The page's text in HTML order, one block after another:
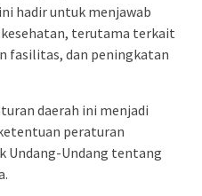
hadir untuk menjawab
terutama terkait
fasilitas, dan peningkatan
daerah ini menjadi
peraturan
Undang-Undang tentang